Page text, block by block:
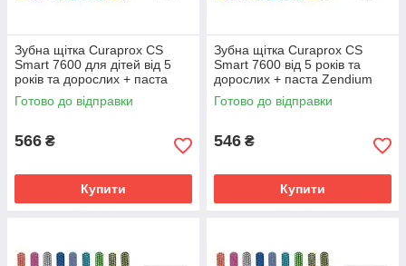
Детальніше ➔
Зубна щітка Curaprox CS
Smart 7600 для дітей від 5
років та дорослих + паста
Zendium Classic для здоров'я
зубів та ясен
Готово до відправки
566 ₴
Купити
Зубна щітка Curaprox CS
Smart 7600 від 5 років та
дорослих + паста Zendium
Fresh+White для
відбілювання та свіжого
Готово до відправки
546 ₴
Купити